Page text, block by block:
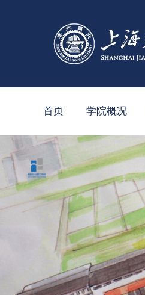
首页 学院概况